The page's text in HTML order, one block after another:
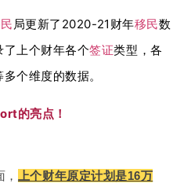
局更新了2020-21财年移民数
了上个财年各个签证类型，各
个维度的数据。
的亮点！
上个财年原定计划是16万